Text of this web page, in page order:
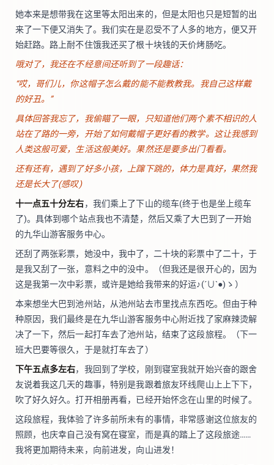
她本来是想带我在这里等太阳出来的，但是太阳也只是短暂的出
来了一下便又消失了。我们实在是忍受不了人多的地方，便又开
始赶路。路上耐不住饿我还买了根十块钱的天价烤肠吃。
哦对了，我还在不经意间还听到了一段趣话：
“哎，哥们儿，你这帽子怎么戴的能不能教教我。我自己这样戴
的好丑。”
具体回答我忘了，我偷瞄了一眼，只知道他们两个素不相识的人
站在了路的一旁，开始了如何戴帽子更好看的教学。这让我感到
人类这般可爱，生活这般美好。果然还是要多出门看看。
还有还有，遇到了好多小孩，上蹿下跳的，体力是真好，果然我
还是长大了(感叹)
十一点五十分左右，我们乘上了下山的缆车(终于也是坐上缆车
了)。具体到哪个站点我也不清楚，然后又乘了大巴到了一开始
的九华山游客服务中心。
还刮了两张彩票，她没中，我中了，二十块的彩票中了二十，于
是我又刮了一张，意料之中的没中。（但我还是很开心的，因为
这是我第一次中彩票，或许是她给我带来的好运♪(´∪`●)ゝ）
本来想坐大巴到池州站，从池州站去市里找点东西吃。但由于种
种原因，我们最终是在九华山游客服务中心附近找了家麻辣烫解
决了一下，然后一起打车去了池州站，结束了这段旅程。（下一
班大巴要等很久，于是就打车去了）
下午五点多左右，我回到了学校，刚到寝室我就开始兴奋的跟舍
友说着我这几天的趣事，特别是我跟着旅友环线爬山上上下下，
吹了好久好久。打开相册再看，已经开始怀念在山里的时候了。
这段旅程，我体验了许多前所未有的事情，非常感谢这位旅友的
照顾，也庆幸自己没有窝在寝室，而是真的踏上了这段旅途……
我将更加期待未来，向前进发，向山进发！